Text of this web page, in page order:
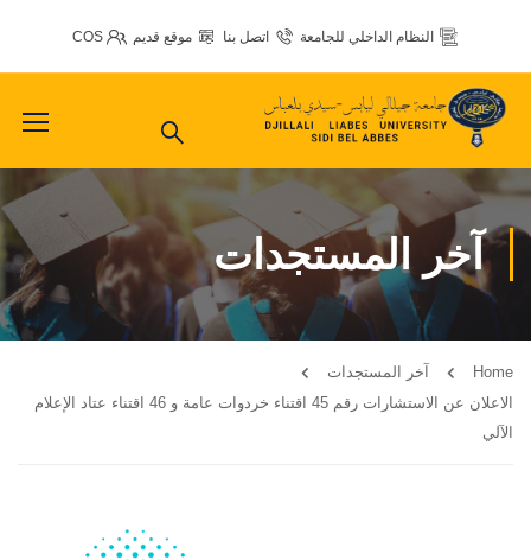
النظام الداخلي للجامعة اتصل بنا موقع قديم COS
آخر المستجدات
Home
آخر المستجدات
الاعلان عن الاستشارات رقم 45 اقتناء خردوات عامة و 46 اقتناء عتاد الإعلام
الآلي